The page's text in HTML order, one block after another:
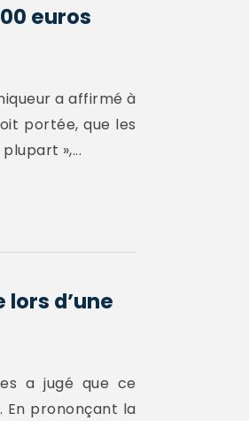
euros
a affirmé à
portée, que les
»,...
d’une
a jugé que ce
prononçant la